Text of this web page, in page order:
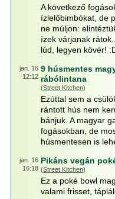
A következő
ízlelőbimbókat, de
ne múljon:
ízek várjanak
lúd, legyen kövér!
jan. 16
12:12
9 húsmentes
rábólintana
(Street Kitchen)
Ezúttal sem a
rántott hús nem
bánjuk. A magyar
fogásokban, de
húsmentesen is
jan. 16
16:18
Pikáns vegán
(Street Kitchen)
Ez a poké bowl
valami frisset,